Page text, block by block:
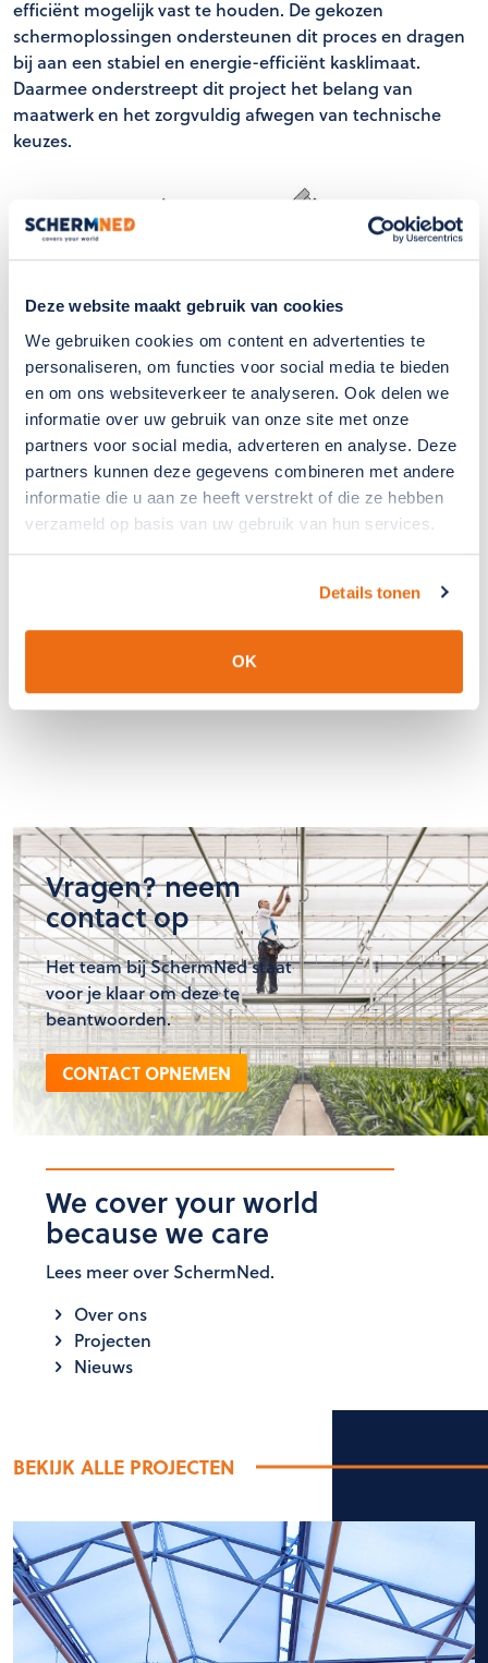
Deze website maakt gebruik van cookies
We gebruiken cookies om content en advertenties te
personaliseren, om functies voor social media te bieden
en om ons websiteverkeer te analyseren. Ook delen we
informatie over uw gebruik van onze site met onze
partners voor social media, adverteren en analyse. Deze
partners kunnen deze gegevens combineren met andere
informatie die u aan ze heeft verstrekt of die ze hebben
verzameld op basis van uw gebruik van hun services.
Details tonen
OK
efficiënt mogelijk vast te houden. De gekozen
schermoplossingen ondersteunen dit proces en dragen
bij aan een stabiel en energie-efficiënt kasklimaat.
Daarmee onderstreept dit project het belang van
maatwerk en het zorgvuldig afwegen van technische
keuzes.
Vragen? neem
contact op
Het team bij SchermNed staat
voor je klaar om deze te
beantwoorden.
CONTACT OPNEMEN
We cover your world
because we care
Lees meer over SchermNed.
Over ons
Projecten
Nieuws
BEKIJK ALLE PROJECTEN